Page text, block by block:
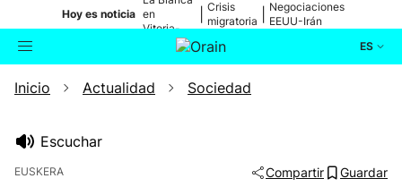
Hoy es noticia en
Vitoria-
Gasteiz
Crisis
migratoria
Negociaciones
EEUU-Irán
ES
Buscador Actualidad
Inicio Actualidad Sociedad
Escuchar
EUSKERA Compartir Guardar